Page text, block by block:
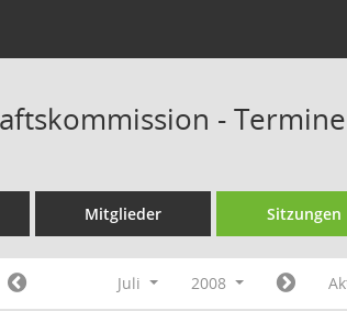
-
Mitglieder Sitzungen
Juli 2008